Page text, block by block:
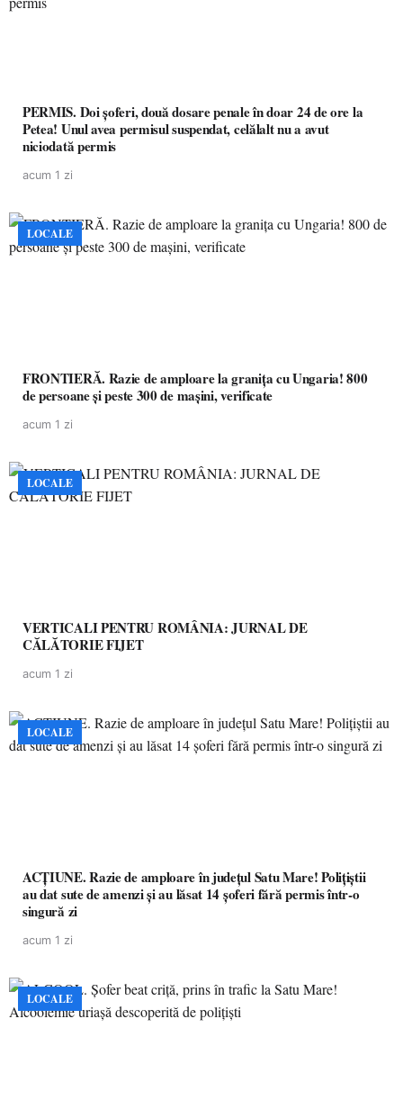
PERMIS. Doi șoferi, două dosare penale în doar 24 de ore la
Petea! Unul avea permisul suspendat, celălalt nu a avut
niciodată permis
acum 1 zi
LOCALE
FRONTIERĂ. Razie de amploare la granița cu Ungaria! 800
de persoane și peste 300 de mașini, verificate
acum 1 zi
LOCALE
VERTICALI PENTRU ROMÂNIA: JURNAL DE
CĂLĂTORIE FIJET
acum 1 zi
LOCALE
ACȚIUNE. Razie de amploare în județul Satu Mare! Polițiștii
au dat sute de amenzi și au lăsat 14 șoferi fără permis într-o
singură zi
acum 1 zi
LOCALE